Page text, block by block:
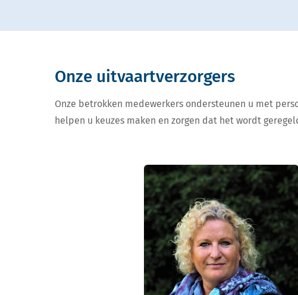
Onze uitvaartverzorgers
Onze betrokken medewerkers ondersteunen u met
helpen u keuzes maken en zorgen dat het wordt